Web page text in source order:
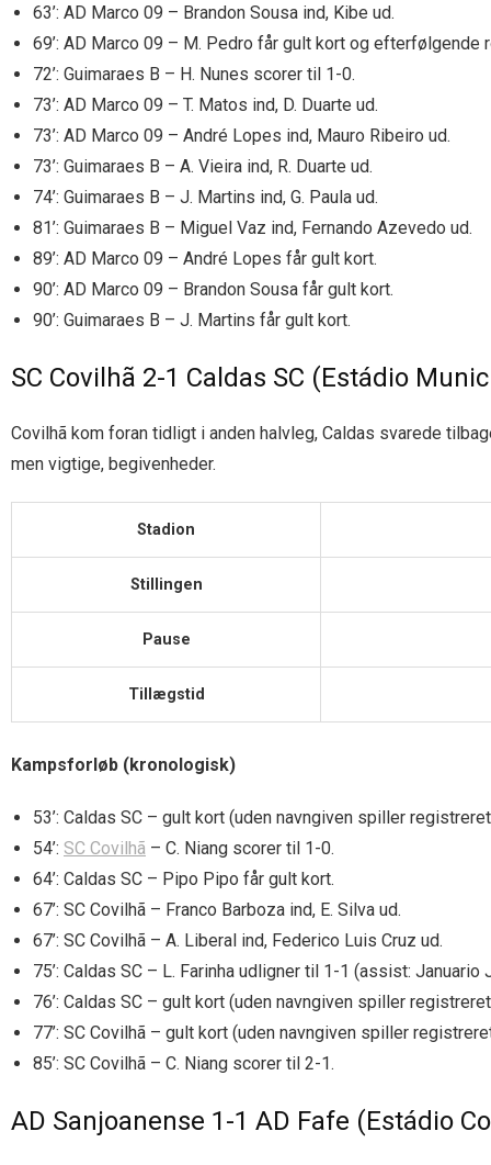
63’: AD Marco 09 – Brandon Sousa ind, Kibe ud.
69’: AD Marco 09 – M. Pedro får gult kort og efterfølgende
72’: Guimaraes B – H. Nunes scorer til 1-0.
73’: AD Marco 09 – T. Matos ind, D. Duarte ud.
73’: AD Marco 09 – André Lopes ind, Mauro Ribeiro ud.
73’: Guimaraes B – A. Vieira ind, R. Duarte ud.
74’: Guimaraes B – J. Martins ind, G. Paula ud.
81’: Guimaraes B – Miguel Vaz ind, Fernando Azevedo ud.
89’: AD Marco 09 – André Lopes får gult kort.
90’: AD Marco 09 – Brandon Sousa får gult kort.
90’: Guimaraes B – J. Martins får gult kort.
SC Covilhã 2-1 Caldas SC (Estádio
Covilhã kom foran tidligt i anden halvleg, Caldas svarede
men vigtige, begivenheder.
Stadion
Stillingen
Pause
Tillægstid
Kampsforløb (kronologisk)
53’: Caldas SC – gult kort (uden navngiven spiller
54’: SC Covilhã – C. Niang scorer til 1-0.
64’: Caldas SC – Pipo Pipo får gult kort.
67’: SC Covilhã – Franco Barboza ind, E. Silva ud.
67’: SC Covilhã – A. Liberal ind, Federico Luis Cruz ud.
75’: Caldas SC – L. Farinha udligner til 1-1 (assist: Januario
76’: Caldas SC – gult kort (uden navngiven spiller
77’: SC Covilhã – gult kort (uden navngiven spiller
85’: SC Covilhã – C. Niang scorer til 2-1.
AD Sanjoanense 1-1 AD Fafe (Estádio